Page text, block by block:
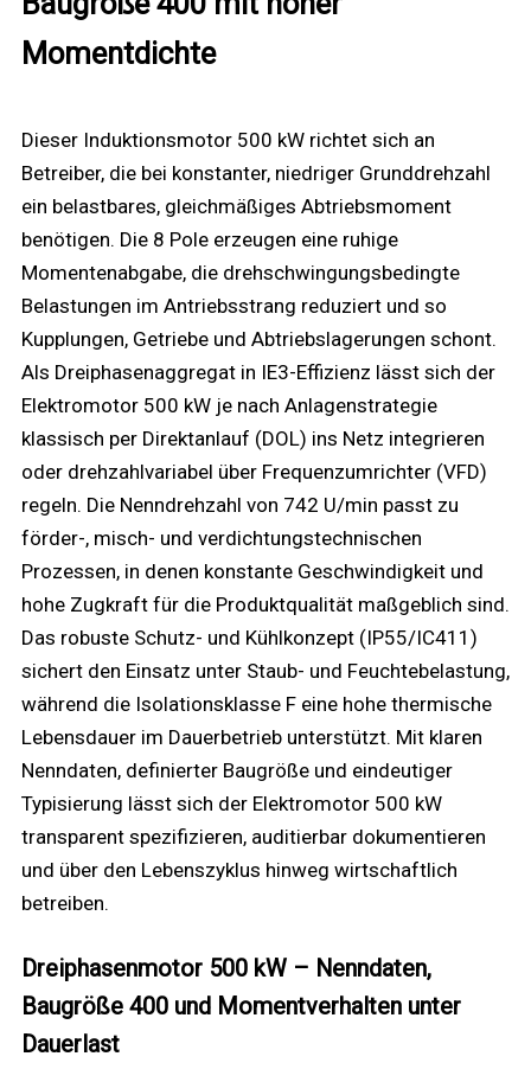
Momentdichte
Dieser Induktionsmotor 500 kW richtet sich an
Betreiber, die bei konstanter, niedriger Grunddrehzahl
ein belastbares, gleichmäßiges Abtriebsmoment
benötigen. Die 8 Pole erzeugen eine ruhige
Momentenabgabe, die drehschwingungsbedingte
Belastungen im Antriebsstrang reduziert und so
Kupplungen, Getriebe und Abtriebslagerungen schont.
Als Dreiphasenaggregat in IE3-Effizienz lässt sich der
Elektromotor 500 kW je nach Anlagenstrategie
klassisch per Direktanlauf (DOL) ins Netz integrieren
oder drehzahlvariabel über Frequenzumrichter (VFD)
regeln. Die Nenn­drehzahl von 742 U/min passt zu
förder-, misch- und verdichtungstechnischen
Prozessen, in denen konstante Geschwindigkeit und
hohe Zugkraft für die Produktqualität maßgeblich sind.
Das robuste Schutz- und Kühlkonzept (IP55/IC411)
sichert den Einsatz unter Staub- und Feuchtebelastung,
während die Isolationsklasse F eine hohe thermische
Lebensdauer im Dauerbetrieb unterstützt. Mit klaren
Nenndaten, definierter Baugröße und eindeutiger
Typisierung lässt sich der Elektromotor 500 kW
transparent spezifizieren, auditierbar dokumentieren
und über den Lebenszyklus hinweg wirtschaftlich
betreiben.
Dreiphasenmotor 500 kW – Nenndaten,
Baugröße 400 und Momentverhalten unter
Dauerlast